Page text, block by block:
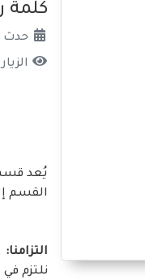
كلمة
حدث بتاريخ:
يُعد قسم
القسم
التزامنا:
نلتزم